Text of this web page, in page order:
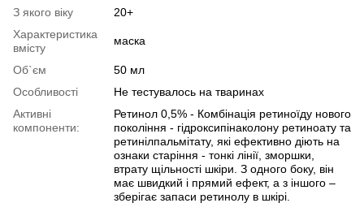
З якого віку
20+
Характеристика
вмісту
маска
Об`єм
50 мл
Особливості
Не тестувалось на тваринах
Активні
компоненти:
Ретинол 0,5% - Комбінація ретиноїду нового
покоління - гідроксипінаколону ретиноату та
ретинілпальмітату, які ефективно діють на
ознаки старіння - тонкі лінії, зморшки,
втрату щільності шкіри. З одного боку, він
має швидкий і прямий ефект, а з іншого –
зберігає запаси ретинолу в шкірі.